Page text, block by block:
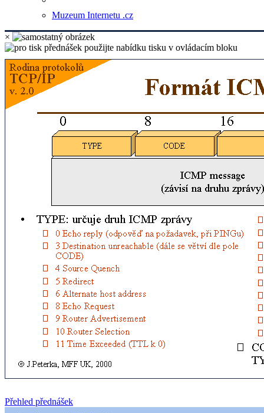
Muzeum Internetu .cz
×
Přehled přednášek